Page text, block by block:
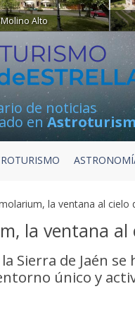
Alto
de noticias
en
la ventana al cielo
la ventana
Sierra de Jaén
único y